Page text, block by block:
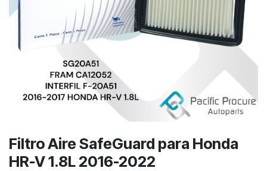
Filtro Aire SafeGuard para Honda
HR-V 1.8L 2016-2022